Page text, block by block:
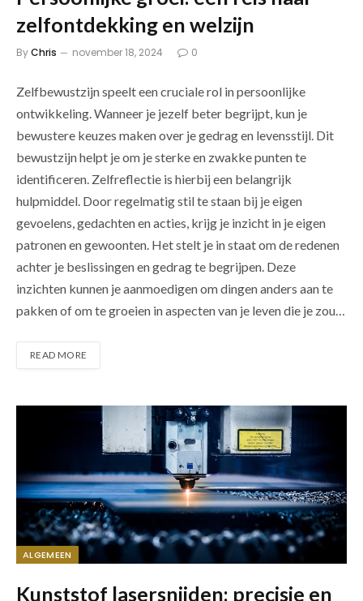
zelfontdekking en welzijn
ByChris november 18, 2024 0
Zelfbewustzijn speelt een cruciale rol in persoonlijke
ontwikkeling. Wanneer je jezelf beter begrijpt, kun je
bewustere keuzes maken over je gedrag en levensstijl. Dit
bewustzijn helpt je om je sterke en zwakke punten te
identificeren. Zelfreflectie is hierbij een belangrijk
hulpmiddel. Door regelmatig stil te staan bij je eigen
gevoelens, gedachten en acties, krijg je inzicht in je eigen
patronen en gewoonten. Het stelt je in staat om de redenen
achter je beslissingen en gedrag te begrijpen. Deze
inzichten kunnen je aanmoedigen om dingen anders aan te
pakken of om te groeien in aspecten van je leven die je zou…
READ MORE
ALGEMEEN
Kunststof lasersnijden: precisie en